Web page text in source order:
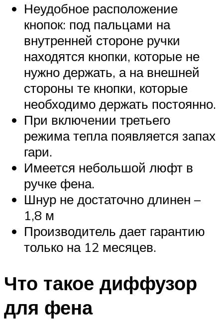
Неудобное расположение
кнопок: под пальцами на
внутренней стороне ручки
находятся кнопки, которые не
нужно держать, а на внешней
стороны те кнопки, которые
необходимо держать постоянно.
При включении третьего
режима тепла появляется запах
гари.
Имеется небольшой люфт в
ручке фена.
Шнур не достаточно длинен –
1,8 м
Производитель дает гарантию
только на 12 месяцев.
Что такое диффузор
для фена